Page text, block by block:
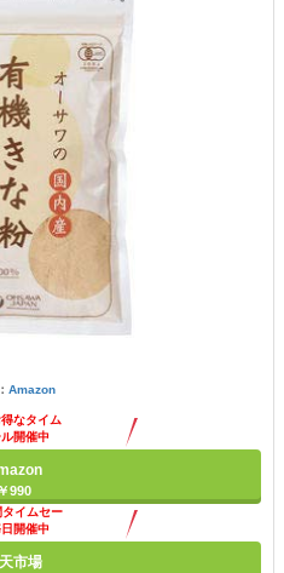
Amazon
なタイム
開催中
￥990
イムセー
開催中
市場